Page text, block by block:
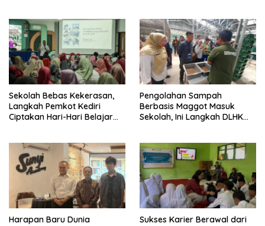
Sekolah Bebas Kekerasan,
Langkah Pemkot Kediri
Ciptakan Hari-Hari Belajar
Pengolahan Sampah
Berbasis Maggot Masuk
Sekolah, Ini Langkah DLHK
Harapan Baru Dunia
Sukses Karier Berawal dari